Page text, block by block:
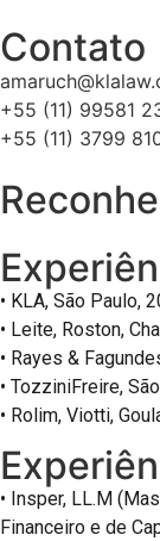
Contato
+55 (11) 99581
+55 (11) 3799
• KLA, São Paulo,
• Leite, Roston,
• Rayes &
• TozziniFreire,
• Rolim, Viotti,
• Insper, LL.M
Financeiro e de